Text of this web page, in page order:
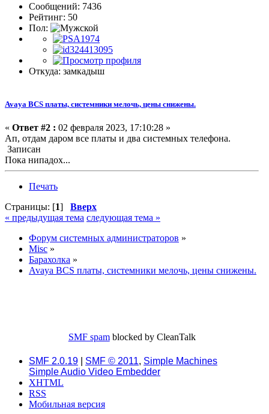
Сообщений: 7436
Рейтинг: 50
Пол:
Откуда: замкадыш
Avaya BCS платы, системники мелочь, цены снижены.
« Ответ #2 : 02 февраля 2023, 17:10:28 »
Ап, отдам даром все платы и два системных телефона.
Записан
Пока нипадох...
Печать
Страницы: [1] Вверх
« предыдущая тема следующая тема »
Форум системных администраторов »
Misc »
Барахолка »
Avaya BCS платы, системники мелочь, цены снижены.
SMF spamblocked by CleanTalk
SMF 2.0.19 SMF © 2011, Simple Machines
Simple Audio Video Embedder
XHTML
RSS
Мобильная версия